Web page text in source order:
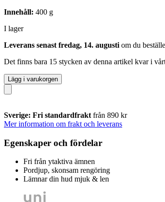
Innehåll: 400 g
I lager
Leverans senast fredag, 14. augusti om du
Det finns bara 15 stycken av denna artikel kvar i
Lägg i varukorgen
Sverige: Fri standardfrakt från 890 kr
Mer information om frakt och leverans
Egenskaper och fördelar
Fri från ytaktiva ämnen
Pordjup, skonsam rengöring
Lämnar din hud mjuk & len